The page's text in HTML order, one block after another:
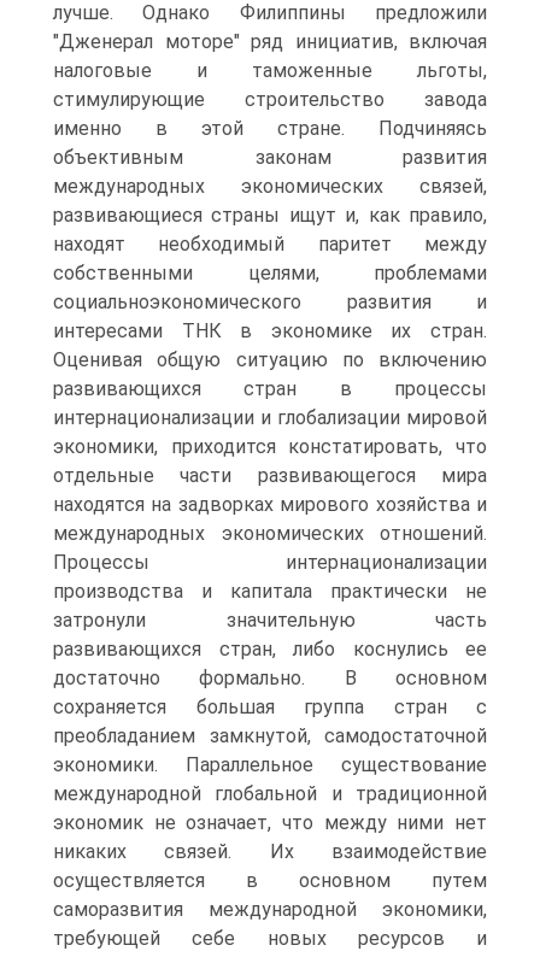
лучше. Однако Филиппины предложили
"Дженерал моторе" ряд инициатив, включая
налоговые и таможенные льготы,
стимулирующие строительство завода
именно в этой стране. Подчиняясь
объективным законам развития
международных экономических связей,
развивающиеся страны ищут и, как правило,
находят необходимый паритет между
собственными целями, проблемами
социальноэкономического развития и
интересами ТНК в экономике их стран.
Оценивая общую ситуацию по включению
развивающихся стран в процессы
интернационализации и глобализации мировой
экономики, приходится констатировать, что
отдельные части развивающегося мира
находятся на задворках мирового хозяйства и
международных экономических отношений.
Процессы интернационализации
производства и капитала практически не
затронули значительную часть
развивающихся стран, либо коснулись ее
достаточно формально. В основном
сохраняется большая группа стран с
преобладанием замкнутой, самодостаточной
экономики. Параллельное существование
международной глобальной и традиционной
экономик не означает, что между ними нет
никаких связей. Их взаимодействие
осуществляется в основном путем
саморазвития международной экономики,
требующей себе новых ресурсов и